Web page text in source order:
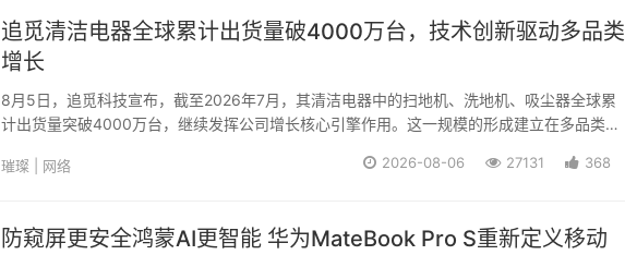
追觅清洁电器全球累计出货量破4000万台，技术创新驱动多品类
增长
8月5日，追觅科技宣布，截至2026年7月，其清洁电器中的扫地机、洗地机、吸尘器全球累
计出货量突破4000万台，继续发挥公司增长核心引擎作用。这一规模的形成建立在多品类协
球销量、销额双第一，在全球30个国家市占第一；...
璀璨 | 网络 2026-08-06 27131 368
防窥屏更安全鸿蒙AI更智能 华为MateBook Pro S重新定义移动